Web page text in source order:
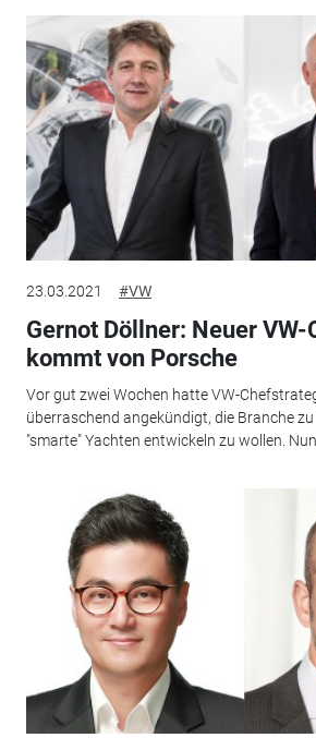
23.03.2021 #VW
Gernot Döllner: Neuer
kommt von Porsche
Vor gut zwei Wochen hatte VW-
überraschend angekündigt, die Branche
"smarte" Yachten entwickeln zu wollen.